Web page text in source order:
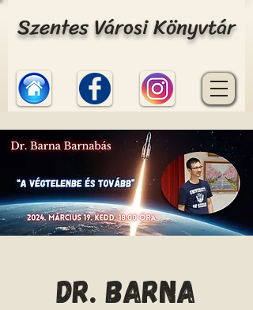
Szentes Városi Könyvtár
Dr. Barna